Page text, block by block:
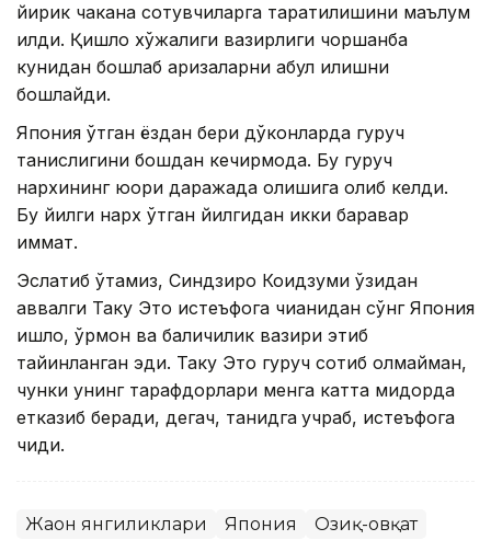
йирик чакана сотувчиларга тарқатилишини маълум
қилди. Қишлоқ хўжалиги вазирлиги чоршанба
кунидан бошлаб аризаларни қабул қилишни
бошлайди.
Япония ўтган ёздан бери дўконларда гуруч
танқислигини бошдан кечирмоқда. Бу гуруч
нархининг юқори даражада қолишига олиб келди.
Бу йилги нарх ўтган йилгидан икки баравар
қиммат.
Эслатиб ўтамиз, Синдзиро Коидзуми ўзидан
аввалги Таку Это истеъфога чиққанидан сўнг Япония
қишлоқ, ўрмон ва балиқчилик вазири этиб
тайинланган эди. Таку Это гуруч сотиб олмайман,
чунки унинг тарафдорлари менга катта миқдорда
етказиб беради, дегач, танқидга учраб, истеъфога
чиқди.
Жаҳон янгиликлари Япония Озиқ-овқат